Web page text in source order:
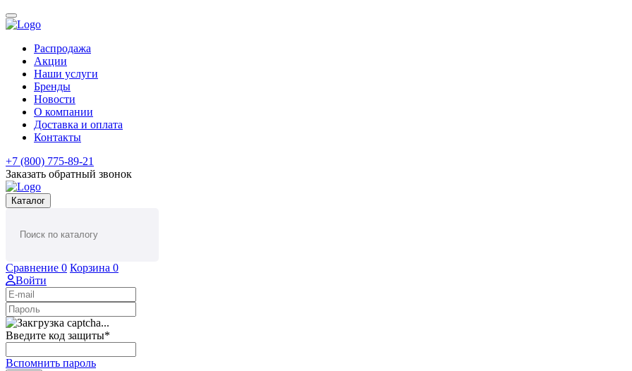
Распродажа
Акции
Наши услуги
Бренды
Новости
О компании
Доставка и оплата
Контакты
+7 (800) 775-89-21
Заказать обратный звонок
Каталог
Сравнение 0 Корзина 0
Войти
Введите код защиты*
Вспомнить пароль